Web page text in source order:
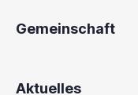
Gemeinschaft
Aktuelles